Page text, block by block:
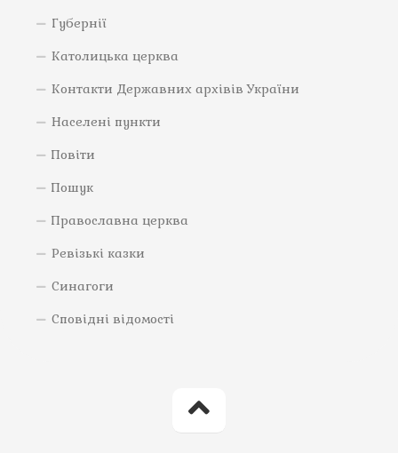
Губернії
Католицька церква
Контакти Державних архівів України
Населені пункти
Повіти
Пошук
Православна церква
Ревізькі казки
Синагоги
Сповідні відомості